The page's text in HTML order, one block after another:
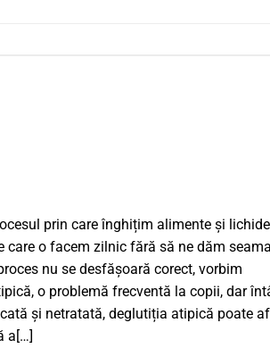
prin care înghițim alimente și
care o facem zilnic fără să ne dăm
nu se desfășoară corect, vorbim
o problemă frecventă la copii, dar
și netratată, deglutiția atipică poate
a[…]